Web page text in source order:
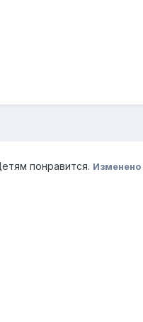
понравится. Изменено